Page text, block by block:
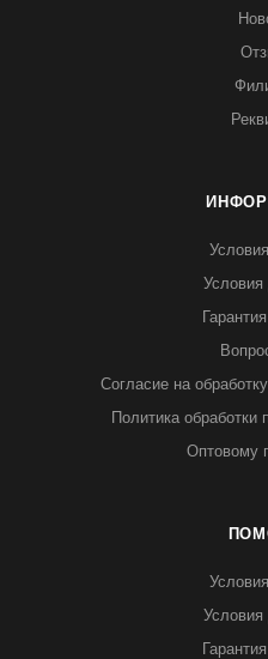
Условия
Согласие на
Политика
Оптовому
Условия